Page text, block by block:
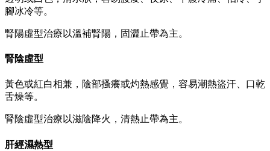
腳冰冷等。
腎陽虛型治療以溫補腎陽，固澀止帶為主。
腎陰虛型
黃色或紅白相兼，陰部搔癢或灼熱感覺，容易潮熱盜汗、口乾
舌燥等。
腎陰虛型治療以滋陰降火，清熱止帶為主。
肝經濕熱型